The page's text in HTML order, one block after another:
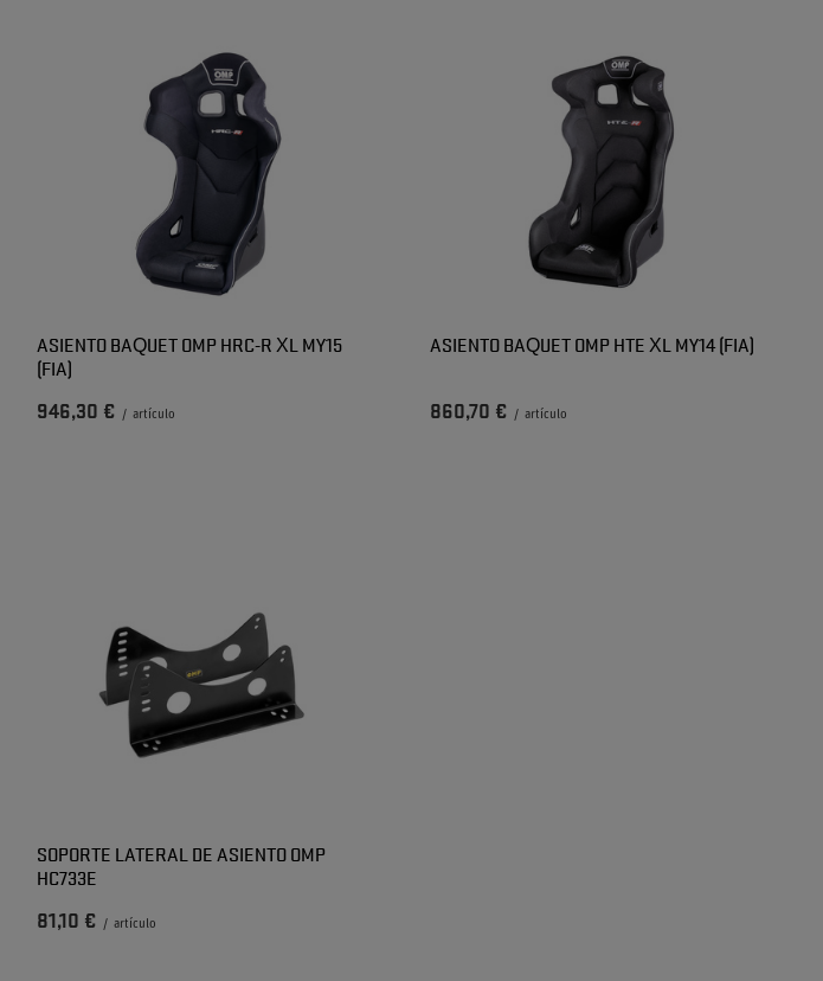
ASIENTO BAQUET OMP HRC-R XL MY15
(FIA)
946,30 € / artículo
ASIENTO BAQUET OMP HTE XL MY14 (FIA)
860,70 € / artículo
SOPORTE LATERAL DE ASIENTO OMP
HC733E
81,10 € / artículo